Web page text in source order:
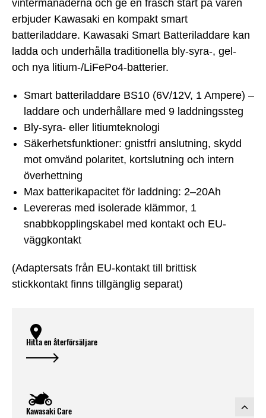
vintermånaderna och ge en fräsch start på våren
erbjuder Kawasaki en kompakt smart
batteriladdare. Kawasaki Smart Batteriladdare kan
ladda och underhålla traditionella bly-syra-, gel-
och nya litium-/LiFePo4-batterier.
Smart batteriladdare BS10 (6V/12V, 1 Ampere) –
laddare och underhållare med 9 laddningssteg
Bly-syra- eller litiumteknologi
Säkerhetsfunktioner: gnistfri anslutning, skydd
mot omvänd polaritet, kortslutning och intern
överhettning
Max batterikapacitet för laddning: 2–20Ah
Levereras med isolerade klämmor, 1
snabbkopplingskabel med kontakt och EU-
väggkontakt
(Adaptersats från EU-kontakt till brittisk
stickkontakt finns tillgänglig separat)
Hitta en återförsäljare
Kawasaki Care